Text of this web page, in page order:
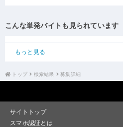
こんな単発バイトも見られています
もっと見る
トップ 検索結果 募集詳細
サイトトップ
スマホ認証とは